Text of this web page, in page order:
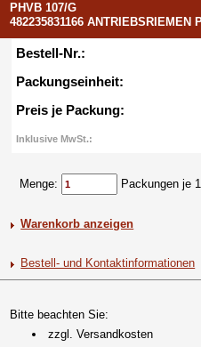
PHVB 107/G
482235831166 ANTRIEBSRIEMEN
Bestell-Nr.:
Packungseinheit:
Preis je Packung:
Inklusive MwSt.:
Menge: Packungen je 1
Warenkorb anzeigen
Bestell- und Kontaktinformationen
Bitte beachten Sie:
zzgl. Versandkosten